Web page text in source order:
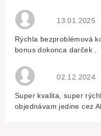
Hodnocení
13.01.2025
Rýchla bezproblémová
bonus dokonca darček .
Hodnocení
02.12.2024
Super kvalita, super
objednávam jedine cez